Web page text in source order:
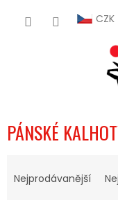
CZK
PÁNSKÉ
Nejprodávanější